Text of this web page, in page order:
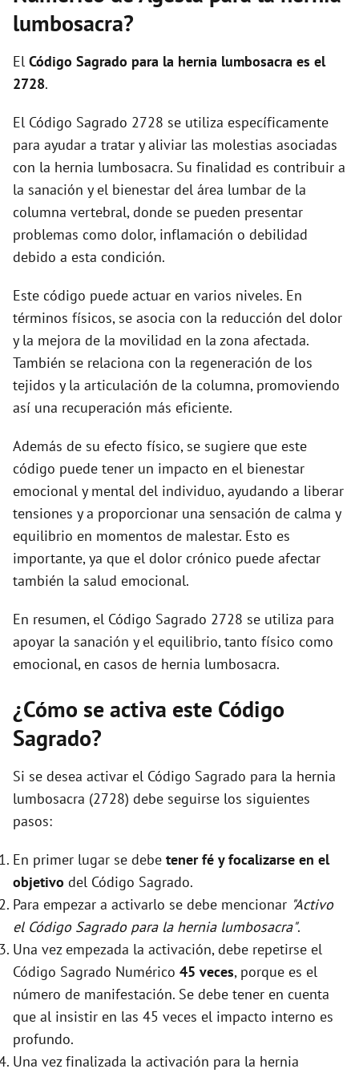
i
d
o
lumbosacra?
El Código Sagrado para la hernia lumbosacra es el
2728.
El Código Sagrado 2728 se utiliza específicamente
para ayudar a tratar y aliviar las molestias asociadas
con la hernia lumbosacra. Su finalidad es contribuir a
la sanación y el bienestar del área lumbar de la
columna vertebral, donde se pueden presentar
problemas como dolor, inflamación o debilidad
debido a esta condición.
Este código puede actuar en varios niveles. En
términos físicos, se asocia con la reducción del dolor
y la mejora de la movilidad en la zona afectada.
También se relaciona con la regeneración de los
tejidos y la articulación de la columna, promoviendo
así una recuperación más eficiente.
Además de su efecto físico, se sugiere que este
código puede tener un impacto en el bienestar
emocional y mental del individuo, ayudando a liberar
tensiones y a proporcionar una sensación de calma y
equilibrio en momentos de malestar. Esto es
importante, ya que el dolor crónico puede afectar
también la salud emocional.
En resumen, el Código Sagrado 2728 se utiliza para
apoyar la sanación y el equilibrio, tanto físico como
emocional, en casos de hernia lumbosacra.
¿Cómo se activa este Código
Sagrado?
Si se desea activar el Código Sagrado para la hernia
lumbosacra (2728) debe seguirse los siguientes
pasos:
En primer lugar se debe tener fé y focalizarse en el
objetivo del Código Sagrado.
Para empezar a activarlo se debe mencionar "Activo
el Código Sagrado para la hernia lumbosacra".
Una vez empezada la activación, debe repetirse el
Código Sagrado Numérico 45 veces, porque es el
número de manifestación. Se debe tener en cuenta
que al insistir en las 45 veces el impacto interno es
profundo.
Una vez finalizada la activación para la hernia